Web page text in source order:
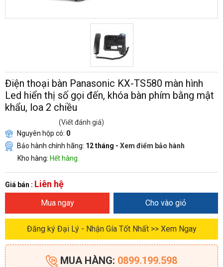
Điện thoại bàn Panasonic KX-TS580 màn hình
Led hiển thị số gọi đến, khóa bàn phím bằng mật
khẩu, loa 2 chiều
(Viết đánh giá)
Nguyên hộp có: 0
Bảo hành chính hãng: 12 tháng - Xem điểm bảo hành
Kho hàng: Hết hàng
Giá bán : Liên hệ
Mua ngay Cho vào giỏ
Đăng ký Đại Lý - Nhận Gía Tốt Nhất >> Xem Ngay
MUA HÀNG: 0899.199.598